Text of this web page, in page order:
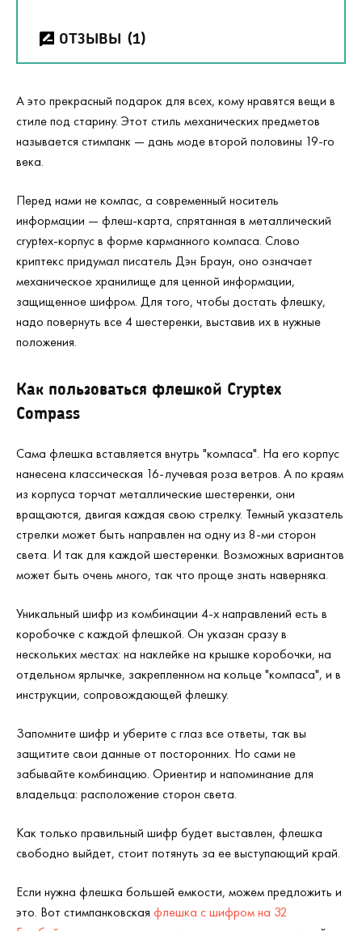
ОТЗЫВЫ (1)
А это прекрасный подарок для всех, кому нравятся вещи в
стиле под старину. Этот стиль механических предметов
называется стимпанк — дань моде второй половины 19-го
века.
Перед нами не компас, а современный носитель
информации — флеш-карта, спрятанная в металлический
cryptex-корпус в форме карманного компаса. Слово
криптекс придумал писатель Дэн Браун, оно означает
механическое хранилище для ценной информации,
защищенное шифром. Для того, чтобы достать флешку,
надо повернуть все 4 шестеренки, выставив их в нужные
положения.
Как пользоваться флешкой Cryptex
Compass
Сама флешка вставляется внутрь "компаса". На его корпус
нанесена классическая 16-лучевая роза ветров. А по краям
из корпуса торчат металлические шестеренки, они
вращаются, двигая каждая свою стрелку. Темный указатель
стрелки может быть направлен на одну из 8-ми сторон
света. И так для каждой шестеренки. Возможных вариантов
может быть очень много, так что проще знать наверняка.
Уникальный шифр из комбинации 4-х направлений есть в
коробочке с каждой флешкой. Он указан сразу в
нескольких местах: на наклейке на крышке коробочки, на
отдельном ярлычке, закрепленном на кольце "компаса", и в
инструкции, сопровождающей флешку.
Запомните шифр и уберите с глаз все ответы, так вы
защитите свои данные от посторонних. Но сами не
забывайте комбинацию. Ориентир и напоминание для
владельца: расположение сторон света.
Как только правильный шифр будет выставлен, флешка
свободно выйдет, стоит потянуть за ее выступающий край.
Если нужна флешка большей емкости, можем предложить и
это. Вот стимпанковская флешка с шифром на 32